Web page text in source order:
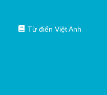
Từ điển Việt Anh